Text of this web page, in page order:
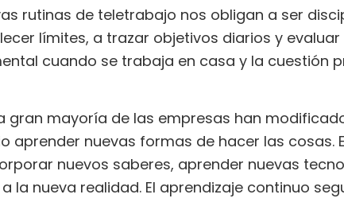
rutinas de teletrabajo nos obligan a ser
límites, a trazar objetivos diarios y evaluar
cuando se trabaja en casa y la cuestión
gran mayoría de las empresas han
aprender nuevas formas de hacer las cosas.
nuevos saberes, aprender nuevas
la nueva realidad. El aprendizaje continuo